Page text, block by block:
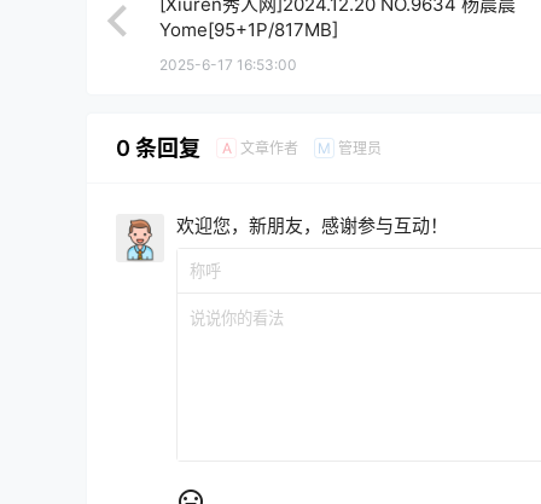
Yome[95+1P/817MB]
2025-6-17 16:53:00
0 条回复 A 文章作者 M 管理员
欢迎您，新朋友，感谢参与互动！